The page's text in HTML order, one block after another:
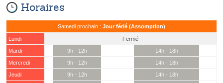
Horaires
Samedi prochain : Jour férié (Assomption)
Lundi
Fermé
Mardi
9h - 12h
14h - 18h
Mercredi
9h - 12h
14h - 18h
Jeudi
9h - 12h
14h - 18h